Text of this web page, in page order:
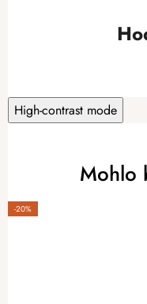
High-contrast mode
Mohlo
-20%